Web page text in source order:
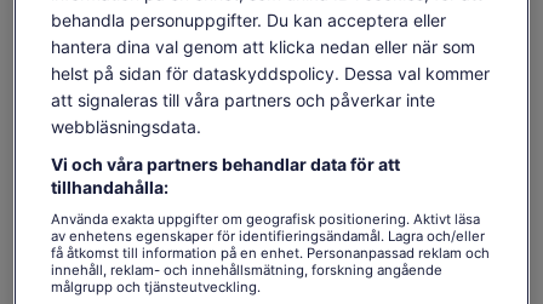
Tidigare
pris
var
1 908 kr
nuvarande
pris
är
1 707 kr
per
vuxen
1 908 kr
1 707 kr
inklusive skatter och avgifter
per vuxen
Se biljetter
Innehållet på den här sidan kan ha skapats med
maskinöversättning
Se originaltexten (engelska)
Lämna feedback om översättningen Öppnas
i
flik
Vad ingår och vad ingår
inte?
#1 All-inclusive Klassad liten grupptur i Blue
Mountains. Ledare inom smågruppsresor
behandla personuppgifter. Du kan acceptera eller
hantera dina val genom att klicka nedan eller när som
helst på sidan för dataskyddspolicy. Dessa val kommer
att signaleras till våra partners och påverkar inte
webbläsningsdata.
Vi och våra partners behandlar data för att
tillhandahålla:
Använda exakta uppgifter om geografisk positionering. Aktivt läsa
av enhetens egenskaper för identifieringsändamål. Lagra och/eller
få åtkomst till information på en enhet. Personanpassad reklam och
innehåll, reklam- och innehållsmätning, forskning angående
målgrupp och tjänsteutveckling.